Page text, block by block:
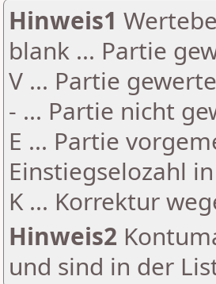
Hinweis1
blank ... Partie
V ... Partie
- ... Partie nicht
E ... Partie
Einstiegselozahl
K ... Korrektur
Hinweis2
und sind in der